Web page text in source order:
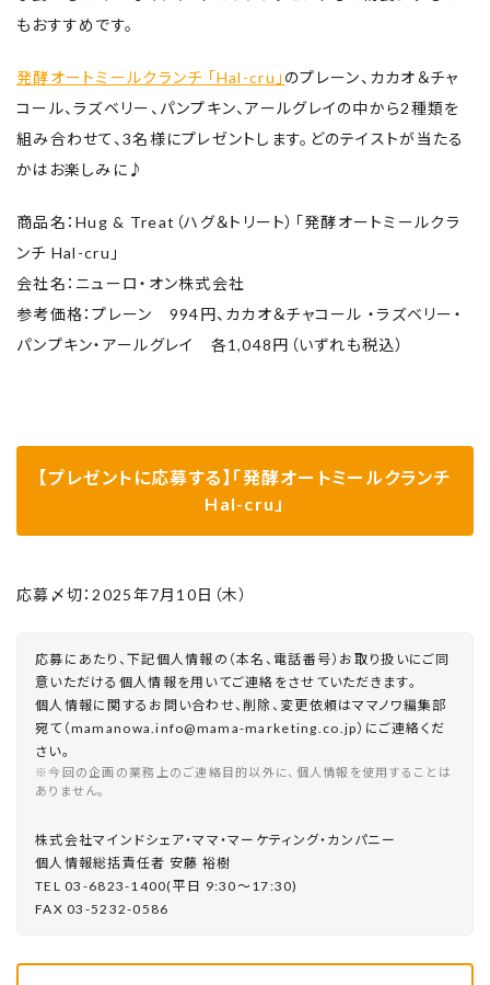
もおすすめです。
発酵オートミールクランチ 「Hal-cru」 のプレーン、カカオ＆チャ
コール、ラズベリー、パンプキン、アールグレイの中から2種類を
組み合わせて、3名様にプレゼントします。どのテイストが当たる
かはお楽しみに♪
商品名：Hug & Treat（ハグ＆トリート）「発酵オートミールクラ
ンチ Hal-cru」
会社名：ニューロ・オン株式会社
参考価格：プレーン 994円、カカオ＆チャコール ・ラズベリー・
パンプキン・アールグレイ 各1,048円（いずれも税込）
【プレゼントに応募する】「発酵オートミールクランチ
Hal-cru」
応募〆切：2025年7月10日（木）
応募にあたり、下記個人情報の（本名、電話番号）お取り扱いにご同
意いただける個人情報を用いてご連絡をさせていただきます。
個人情報に関するお問い合わせ、削除、変更依頼はママノワ編集部
宛て（mamanowa.info@mama-marketing.co.jp）にご連絡くだ
さい。
※今回の企画の業務上のご連絡目的以外に、個人情報を使用することは
ありません。
株式会社マインドシェア・ママ・マーケティング・カンパニー
個⼈情報総括責任者 安藤 裕樹
TEL 03-6823-1400(平⽇ 9:30〜17:30)
FAX 03-5232-0586